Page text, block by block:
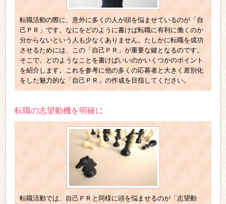
転職活動の際に、意外に多くの人が頭を悩ませているのが「自
己ＰＲ」です。なにをどのように書けば転職に有利に働くのか
分からないという人も少なくありません。たしかに転職を成功
させるためには、この「自己ＰＲ」が重要な鍵となるのです。
そこで、どのようなことを書けばいいのかいくつかのポイント
を紹介します。これを参考に他の多くの応募者と大きく差別化
をした魅力的な「自己ＰＲ」の作成を目指してください。
転職の志望動機を明確に
転職活動では、自己ＰＲと同様に頭を悩ませるのが「志望動